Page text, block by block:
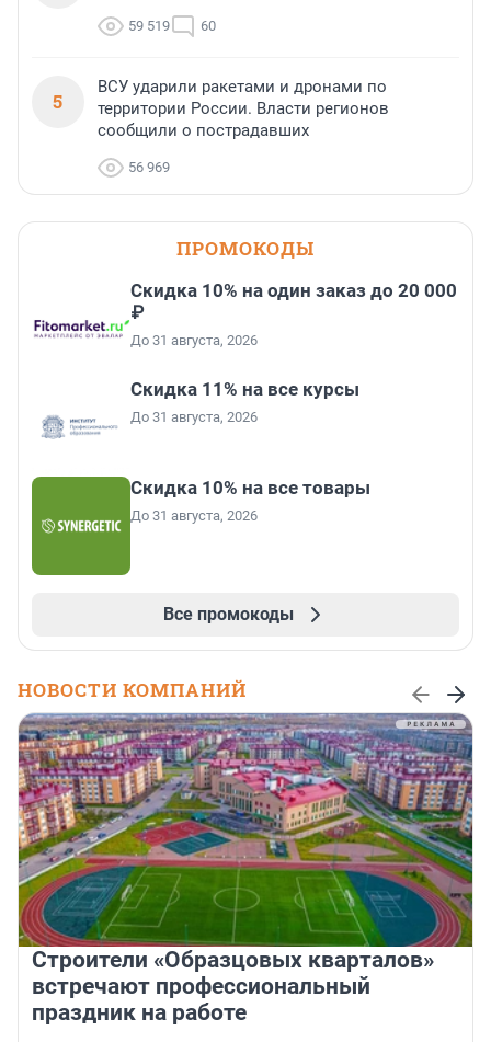
59 519 60
5
ВСУ ударили ракетами и дронами по
территории России. Власти регионов
сообщили о пострадавших
56 969
ПРОМОКОДЫ
Скидка 10% на один заказ до 20 000
₽
До 31 августа, 2026
Скидка 11% на все курсы
До 31 августа, 2026
Скидка 10% на все товары
До 31 августа, 2026
Все промокоды
НОВОСТИ КОМПАНИЙ
Строители «Образцовых кварталов»
встречают профессиональный
праздник на работе